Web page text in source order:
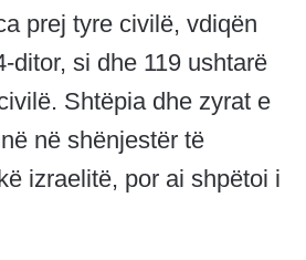
prej tyre civilë, vdiqën
ditor, si dhe 119 ushtarë
Shtëpia dhe zyrat e
në shënjestër të
izraelitë, por ai shpëtoi i